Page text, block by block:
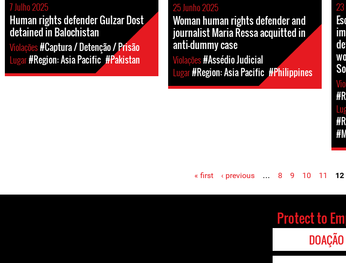
7 Julho 2025
Human rights defender Gulzar Dost
detained in Balochistan
Violações#Captura / Detenção / Prisão
Lugar#Region: Asia Pacific #Pakistan
25 Junho 2025
Woman human rights defender and
journalist Maria Ressa acquitted in
anti-dummy case
Violações#Assédio Judicial
Lugar#Region: Asia Pacific #Philippines
Pages « first ‹ previous … 8 9 10 11 12
Protect to
DOAÇÃO